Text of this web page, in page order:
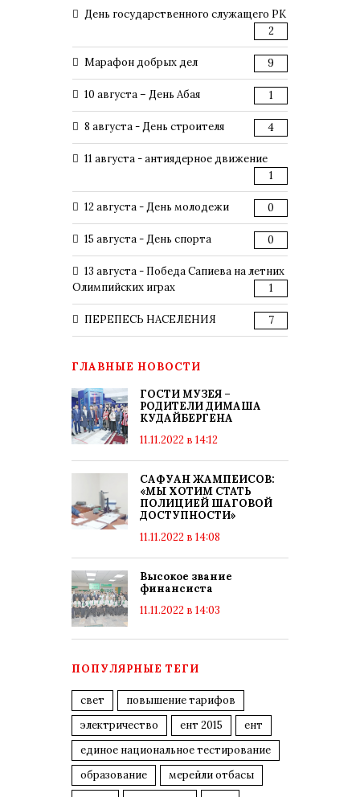
День государственного служащего РК
2
Марафон добрых дел 9
10 августа – День Абая 1
8 августа - День строителя 4
11 августа - антиядерное движение
1
12 августа - День молодежи 0
15 августа - День спорта 0
13 августа - Победа Сапиева на летних
Олимпийских играх
1
ПЕРЕПЕСЬ НАСЕЛЕНИЯ 7
ГЛАВНЫЕ НОВОСТИ
ГОСТИ МУЗЕЯ –
РОДИТЕЛИ ДИМАША
КУДАЙБЕРГЕНА
11.11.2022 в 14:12
САФУАН ЖАМПЕИСОВ:
«МЫ ХОТИМ СТАТЬ
ПОЛИЦИЕЙ ШАГОВОЙ
ДОСТУПНОСТИ»
11.11.2022 в 14:08
Высокое звание
финансиста
11.11.2022 в 14:03
ПОПУЛЯРНЫЕ ТЕГИ
свет
повышение тарифов
электричество
ент 2015
ент
единое национальное тестирование
образование
мерейли отбасы